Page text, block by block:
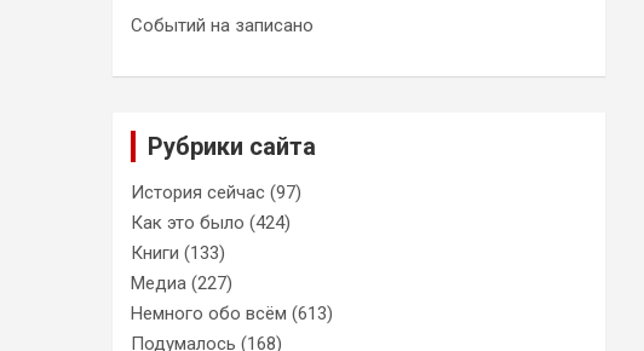
Событий на записано
Рубрики сайта
История сейчас (97)
Как это было (424)
Книги (133)
Медиа (227)
Немного обо всём (613)
Подумалось (168)